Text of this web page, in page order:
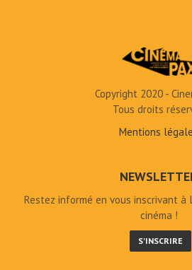
Copyright 2020 -
Tous droits
Mentions
Restez informé en vous inscrivant
cinéma !
S'INSCRIRE